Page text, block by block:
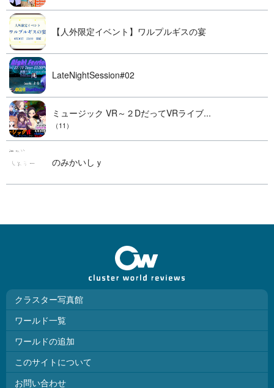
【人外限定イベント】ワルプルギスの宴
LateNightSession#02
ミュージック VR～２DだってVRライブ...
（11）
のみかいしｙ
クラスター写真館
ワールド一覧
ワールドの追加
このサイトについて
お問い合わせ